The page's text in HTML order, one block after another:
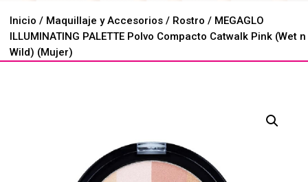
Inicio / Maquillaje y Accesorios / Rostro / MEGAGLO
ILLUMINATING PALETTE Polvo Compacto Catwalk Pink (Wet n
Wild) (Mujer)